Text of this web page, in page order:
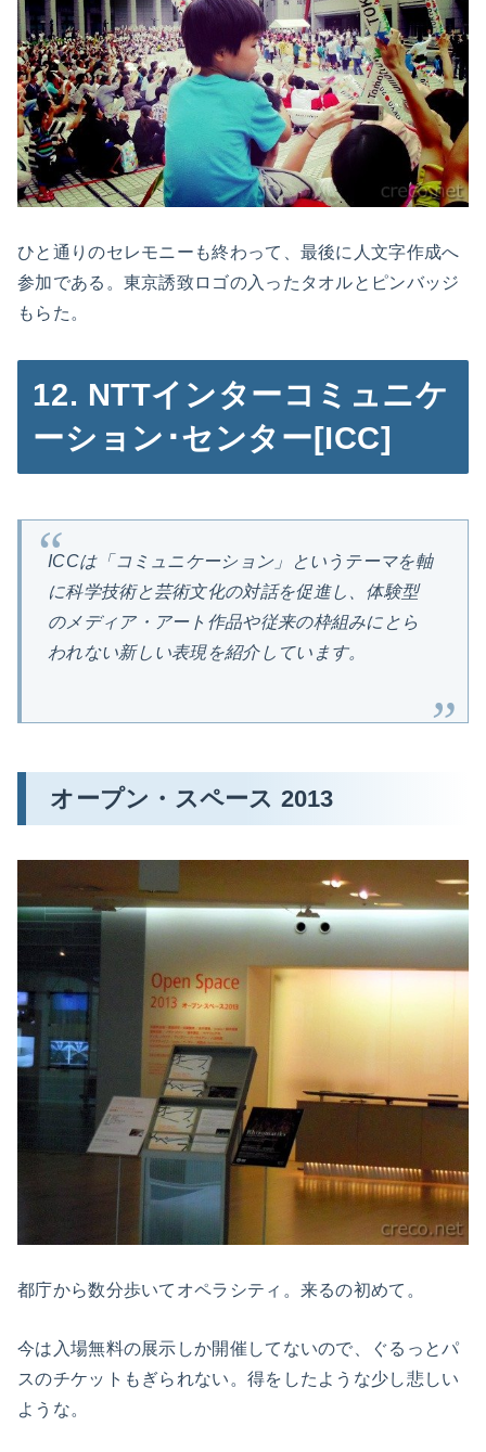
ひと通りのセレモニーも終わって、最後に人文字作成へ
参加である。東京誘致ロゴの入ったタオルとピンバッジ
もらた。
12. NTTインターコミュニケ
ーション･センター[ICC]
ICCは「コミュニケーション」というテーマを軸
に科学技術と芸術文化の対話を促進し、体験型
のメディア・アート作品や従来の枠組みにとら
われない新しい表現を紹介しています。
オープン・スペース 2013
都庁から数分歩いてオペラシティ。来るの初めて。
今は入場無料の展示しか開催してないので、ぐるっとパ
スのチケットもぎられない。得をしたような少し悲しい
ような。